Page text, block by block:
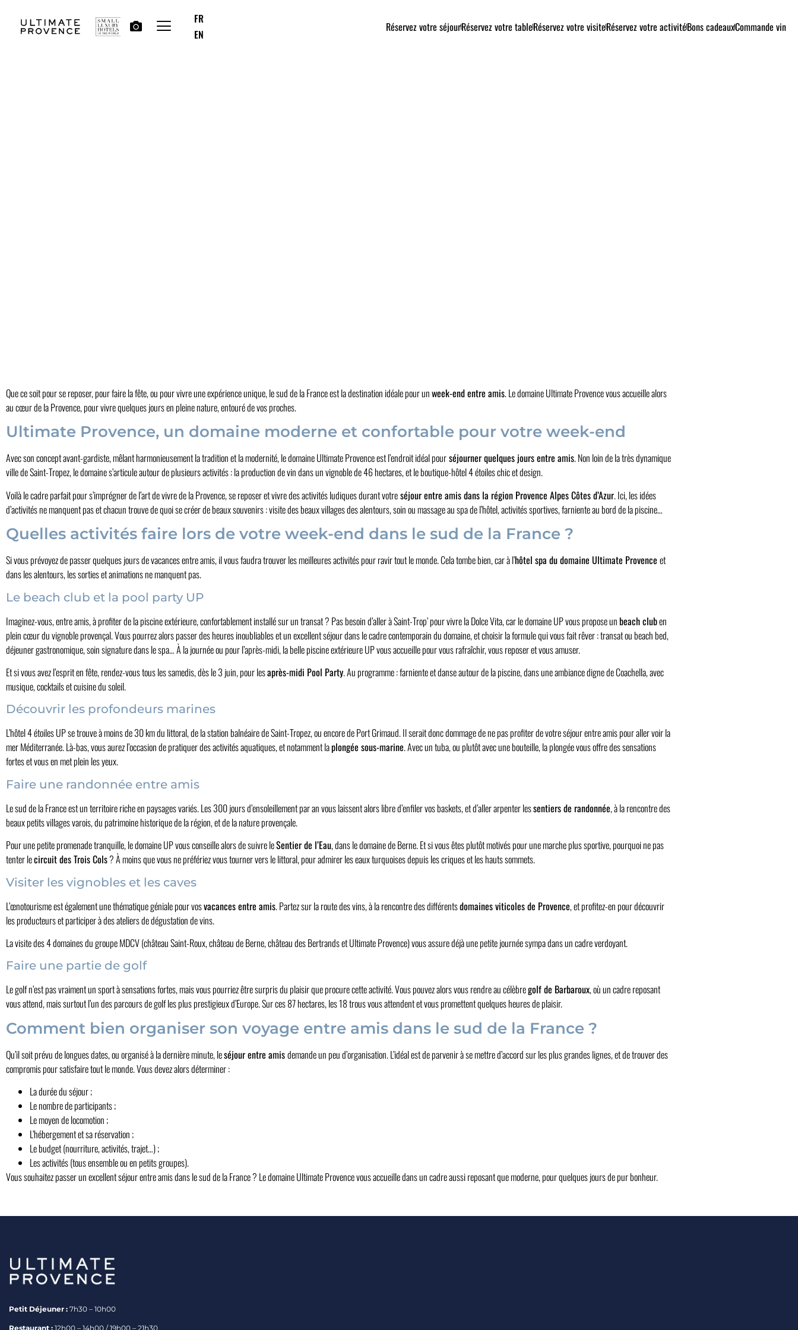
FR
EN
Réservez votre séjourRéservez votre tableRéservez votre visiteRéservez votre activitéBons cadeauxCommande vin
Que ce soit pour se reposer, pour faire la fête, ou pour vivre une expérience unique, le sud de la France est la destination idéale pour unweek-end entre amis. Le domaine Ultimate Provence vous accueille alors
au cœur de la Provence, pour vivre quelques jours en pleine nature, entouré de vos proches.
Ultimate Provence, un domaine moderne et confortable pour votre week-end
Avec son concept avant-gardiste, mêlant harmonieusement la tradition et la modernité, le domaine Ultimate Provence est l’endroit idéal pourséjourner quelques jours entre amis. Non loin de la très dynamique
ville de Saint-Tropez, le domaine s’articule autour de plusieurs activités : la production de vin dans un vignoble de 46 hectares, et le boutique-hôtel 4 étoiles chic et design.
Voilà le cadre parfait pour s’imprégner de l’art de vivre de la Provence, se reposer et vivre des activités ludiques durant votreséjour entre amis dans la région Provence Alpes Côtes d’Azur. Ici, les idées
d’activités ne manquent pas et chacun trouve de quoi se créer de beaux souvenirs : visite des beaux villages des alentours, soin ou massage au spa de l’hôtel, activités sportives, farniente au bord de la piscine…
Quelles activités faire lors de votre week-end dans le sud de la France ?
Si vous prévoyez de passer quelques jours de vacances entre amis, il vous faudra trouver les meilleures activités pour ravir tout le monde. Cela tombe bien, car à l’hôtel spa du domaine Ultimate Provence et
dans les alentours, les sorties et animations ne manquent pas.
Le beach club et la pool party UP
Imaginez-vous, entre amis, à profiter de la piscine extérieure, confortablement installé sur un transat ? Pas besoin d’aller à Saint-Trop’ pour vivre la Dolce Vita, car le domaine UP vous propose unbeach cluben
plein cœur du vignoble provençal. Vous pourrez alors passer des heures inoubliables et un excellent séjour dans le cadre contemporain du domaine, et choisir la formule qui vous fait rêver : transat ou beach bed,
déjeuner gastronomique, soin signature dans le spa… À la journée ou pour l’après-midi, la belle piscine extérieure UP vous accueille pour vous rafraîchir, vous reposer et vous amuser.
Et si vous avez l’esprit en fête, rendez-vous tous les samedis, dès le 3 juin, pour lesaprès-midi Pool Party. Au programme : farniente et danse autour de la piscine, dans une ambiance digne de Coachella, avec
musique, cocktails et cuisine du soleil.
Découvrir les profondeurs marines
L’hôtel 4 étoiles UP se trouve à moins de 30 km du littoral, de la station balnéaire de Saint-Tropez, ou encore de Port Grimaud. Il serait donc dommage de ne pas profiter de votre séjour entre amis pour aller voir la
mer Méditerranée. Là-bas, vous aurez l’occasion de pratiquer des activités aquatiques, et notamment laplongée sous-marine. Avec un tuba, ou plutôt avec une bouteille, la plongée vous offre des sensations
fortes et vous en met plein les yeux.
Faire une randonnée entre amis
Le sud de la France est un territoire riche en paysages variés. Les 300 jours d’ensoleillement par an vous laissent alors libre d’enfiler vos baskets, et d’aller arpenter lessentiers de randonnée, à la rencontre des
beaux petits villages varois, du patrimoine historique de la région, et de la nature provençale.
Pour une petite promenade tranquille, le domaine UP vous conseille alors de suivre leSentier de l’Eau, dans le domaine de Berne. Et si vous êtes plutôt motivés pour une marche plus sportive, pourquoi ne pas
tenter lecircuit des Trois Cols? À moins que vous ne préfériez vous tourner vers le littoral, pour admirer les eaux turquoises depuis les criques et les hauts sommets.
Visiter les vignobles et les caves
L’œnotourisme est également une thématique géniale pour vosvacances entre amis. Partez sur la route des vins, à la rencontre des différentsdomaines viticoles de Provence, et profitez-en pour découvrir
les producteurs et participer à des ateliers de dégustation de vins.
La visite des 4 domaines du groupe MDCV (château Saint-Roux, château de Berne, château des Bertrands et Ultimate Provence) vous assure déjà une petite journée sympa dans un cadre verdoyant.
Faire une partie de golf
Le golf n’est pas vraiment un sport à sensations fortes, mais vous pourriez être surpris du plaisir que procure cette activité. Vous pouvez alors vous rendre au célèbregolf de Barbaroux, où un cadre reposant
vous attend, mais surtout l’un des parcours de golf les plus prestigieux d’Europe. Sur ces 87 hectares, les 18 trous vous attendent et vous promettent quelques heures de plaisir.
Comment bien organiser son voyage entre amis dans le sud de la France ?
Qu’il soit prévu de longues dates, ou organisé à la dernière minute, leséjour entre amisdemande un peu d’organisation. L’idéal est de parvenir à se mettre d’accord sur les plus grandes lignes, et de trouver des
compromis pour satisfaire tout le monde. Vous devez alors déterminer :
La durée du séjour ;
Le nombre de participants ;
Le moyen de locomotion ;
L’hébergement et sa réservation ;
Le budget (nourriture, activités, trajet…) ;
Les activités (tous ensemble ou en petits groupes).
Vous souhaitez passer un excellent séjour entre amis dans le sud de la France ? Le domaine Ultimate Provence vous accueille dans un cadre aussi reposant que moderne, pour quelques jours de pur bonheur.
Petit Déjeuner : 7h30 – 10h00
Restaurant : 12h00 – 14h00 / 19h00 – 21h30